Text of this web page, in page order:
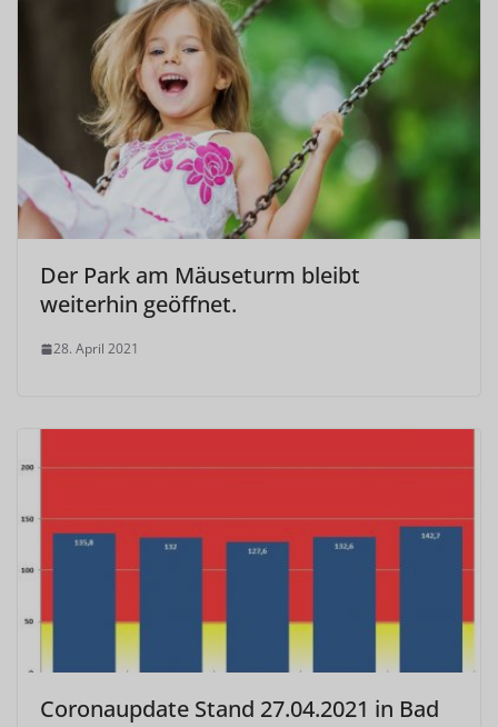
Der Park am Mäuseturm bleibt
weiterhin geöffnet.
28. April 2021
Coronaupdate Stand 27.04.2021 in Bad